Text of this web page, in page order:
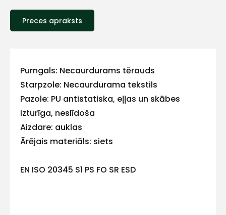
Preces apraksts
Purngals: Necaurdurams tērauds
Starpzole: Necaurdurama tekstils
Pazole: PU antistatiska, eļļas un skābes
izturīga, neslīdoša
Aizdare: auklas
Ārējais materiāls: siets
EN ISO 20345 S1 PS FO SR ESD